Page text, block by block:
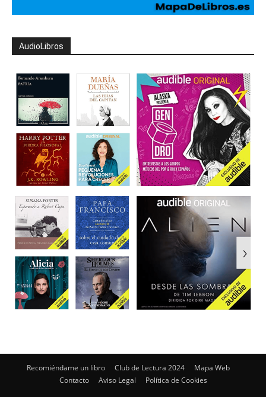
AudioLibros
Recomiéndame un libro Club de Lectura 2024
Mapa Web
Contacto
Aviso Legal Política de Cookies